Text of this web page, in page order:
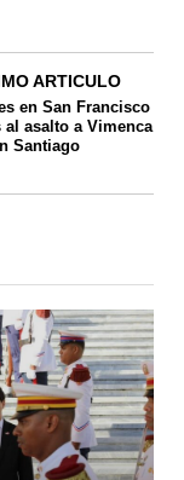
ARTICULO
en San Francisco
asalto a Vimenca
Santiago